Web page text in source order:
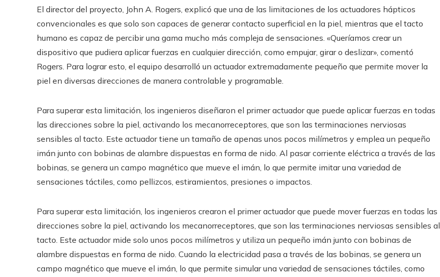
El director del proyecto, John A. Rogers, explicó que una de las limitaciones de los actuadores hápticos
convencionales es que solo son capaces de generar contacto superficial en la piel, mientras que el tacto
humano es capaz de percibir una gama mucho más compleja de sensaciones. «Queríamos crear un
dispositivo que pudiera aplicar fuerzas en cualquier dirección, como empujar, girar o deslizar», comentó
Rogers. Para lograr esto, el equipo desarrolló un actuador extremadamente pequeño que permite mover la
piel en diversas direcciones de manera controlable y programable.
Para superar esta limitación, los ingenieros diseñaron el primer actuador que puede aplicar fuerzas en todas
las direcciones sobre la piel, activando los mecanorreceptores, que son las terminaciones nerviosas
sensibles al tacto. Este actuador tiene un tamaño de apenas unos pocos milímetros y emplea un pequeño
imán junto con bobinas de alambre dispuestas en forma de nido. Al pasar corriente eléctrica a través de las
bobinas, se genera un campo magnético que mueve el imán, lo que permite imitar una variedad de
sensaciones táctiles, como pellizcos, estiramientos, presiones o impactos.
Para superar esta limitación, los ingenieros crearon el primer actuador que puede mover fuerzas en todas las
direcciones sobre la piel, activando los mecanorreceptores, que son las terminaciones nerviosas sensibles al
tacto. Este actuador mide solo unos pocos milímetros y utiliza un pequeño imán junto con bobinas de
alambre dispuestas en forma de nido. Cuando la electricidad pasa a través de las bobinas, se genera un
campo magnético que mueve el imán, lo que permite simular una variedad de sensaciones táctiles, como